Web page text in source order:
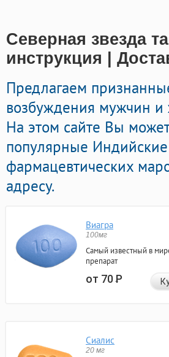
Северная звезда
инструкция |
Предлагаем
возбуждения мужчин и
На этом сайте Вы
популярные
фармацевтических
адресу.
Виагра
100мг
Самый известный в
препарат
от 70Р
Сиалис
20 мг